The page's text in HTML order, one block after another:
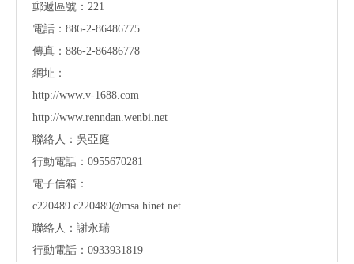
郵遞區號：221
電話：886-2-86486775
傳真：886-2-86486778
網址：
http://www.v-1688.com
http://www.renndan.wenbi.net
聯絡人：吳亞庭
行動電話：0955670281
電子信箱：
c220489.c220489@msa.hinet.net
聯絡人：謝永瑞
行動電話：0933931819